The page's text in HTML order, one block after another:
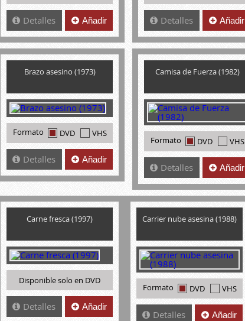
Detalles Añadir Detalles Añadir
Brazo asesino (1973)
Formato DVD VHS
Detalles Añadir
Camisa de Fuerza (1982)
Formato DVD VHS
Detalles Añadir
Carne fresca (1997)
Disponible solo en DVD
Detalles Añadir
Carrier nube asesina (1988)
Formato DVD VHS
Detalles Añadir